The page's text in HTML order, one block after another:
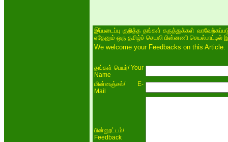
இப்படைப்பு குறித்த தங்கள் கருத்துக்கள்
ஏதேனும் ஒரு தமிழ்ச் செயலி பின்னணி செயல்பாட்டில்
We welcome your Feedbacks on this
தங்கள் பெயர்/ Your
Name
மின்னஞ்சல்/ E-
Mail
பின்னூட்டம்/
Feedback